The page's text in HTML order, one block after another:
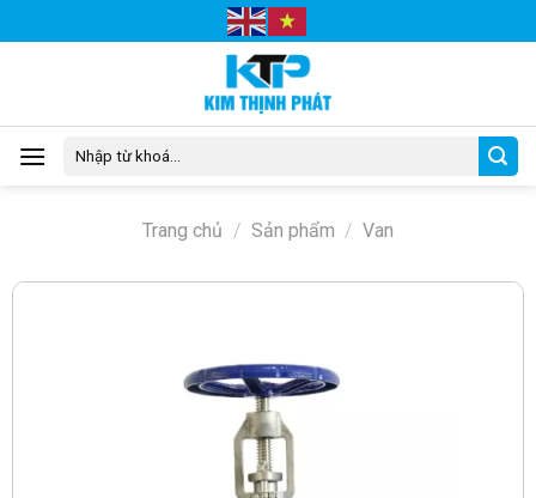
to
Tìm
kiếm:
Trang chủ / Sản phẩm / Van